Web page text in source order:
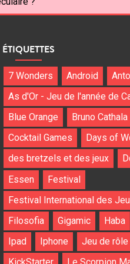
ÉTIQUETTES
7 Wonders Android
As d'Or - Jeu de l'année de
Blue Orange
Bruno Cathala
Cocktail Games
Days of
des bretzels et des jeux
Essen
Festival
Festival International des
Filosofia
Gigamic Haba
Ipad
Iphone Jeu de rôle